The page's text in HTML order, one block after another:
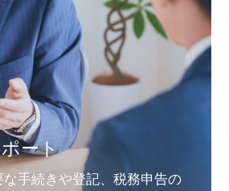
ート
手続きや登記、税務申告の